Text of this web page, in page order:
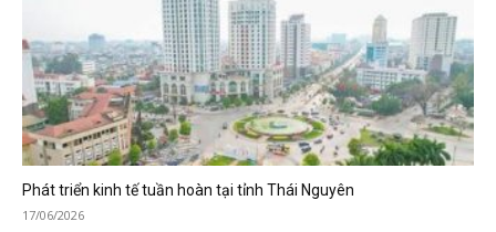
Phát triển kinh tế tuần hoàn tại tỉnh Thái Nguyên
17/06/2026